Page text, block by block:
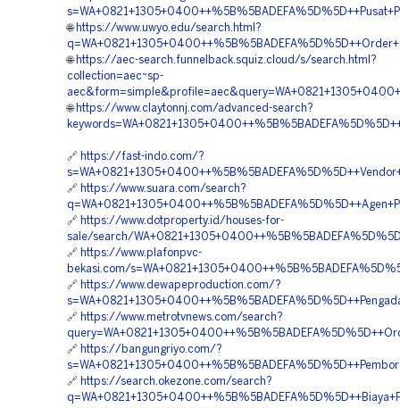
🌐 https://www.uwyo.edu/search.html?
🌐 https://aec-search.funnelback.squiz.cloud/s/search.html?
collection=aec~sp-
🌐 https://www.claytonnj.com/advanced-search?
🔗 https://fast-indo.com/?
🔗 https://www.suara.com/search?
🔗 https://www.dotproperty.id/houses-for-
sale/search/
🔗 https://www.plafonpvc-
bekasi.com/
🔗 https://www.dewapeproduction.com/?
🔗 https://www.metrotvnews.com/search?
🔗 https://bangungriyo.com/?
🔗 https://search.okezone.com/search?